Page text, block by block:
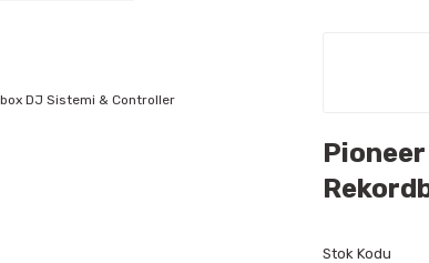
Pioneer
Stok Kodu